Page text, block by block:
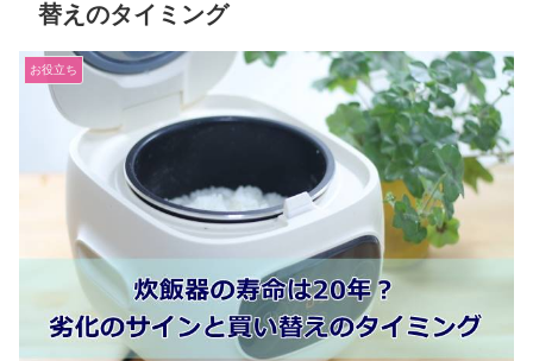
替えのタイミング
お役立ち